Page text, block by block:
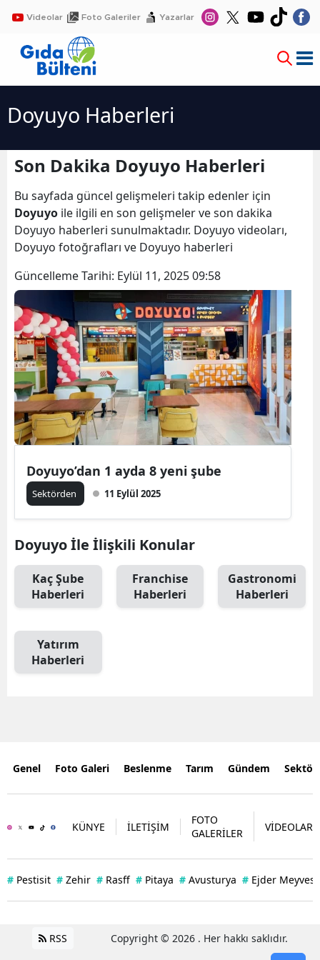
Videolar Foto Galeriler Yazarlar
Doyuyo Haberleri
Son Dakika Doyuyo Haberleri
Bu sayfada güncel gelişmeleri takip edenler için
Doyuyo ile ilgili en son gelişmeler ve son dakika
Doyuyo haberleri sunulmaktadır. Doyuyo videoları,
Doyuyo fotoğrafları ve Doyuyo haberleri
Güncelleme Tarihi: Eylül 11, 2025 09:58
Doyuyo’dan 1 ayda 8 yeni şube
Sektörden 11 Eylül 2025
Doyuyo İle İlişkili Konular
Kaç Şube
Haberleri
Franchise
Haberleri
Gastronomi
Haberleri
Yatırım
Haberleri
Genel Foto Galeri Beslenme Tarım Gündem
KÜNYE İLETİŞİM
FOTO
GALERİLER
VİDEOLAR
# Pestisit # Zehir # Rasff # Pitaya # Avusturya # Ejder Meyvesi
RSS Copyright © 2026 . Her hakkı saklıdır.